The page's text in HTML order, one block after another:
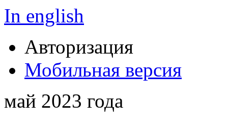
In english
Авторизация
Мобильная версия
май 2023 года